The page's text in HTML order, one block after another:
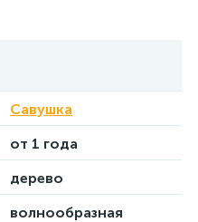
Савушка
от 1 года
дерево
волнообразная